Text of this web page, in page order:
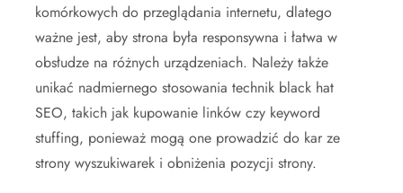
komórkowych do przeglądania internetu, dlatego
ważne jest, aby strona była responsywna i łatwa w
obsłudze na różnych urządzeniach. Należy także
unikać nadmiernego stosowania technik black hat
SEO, takich jak kupowanie linków czy keyword
stuffing, ponieważ mogą one prowadzić do kar ze
strony wyszukiwarek i obniżenia pozycji strony.